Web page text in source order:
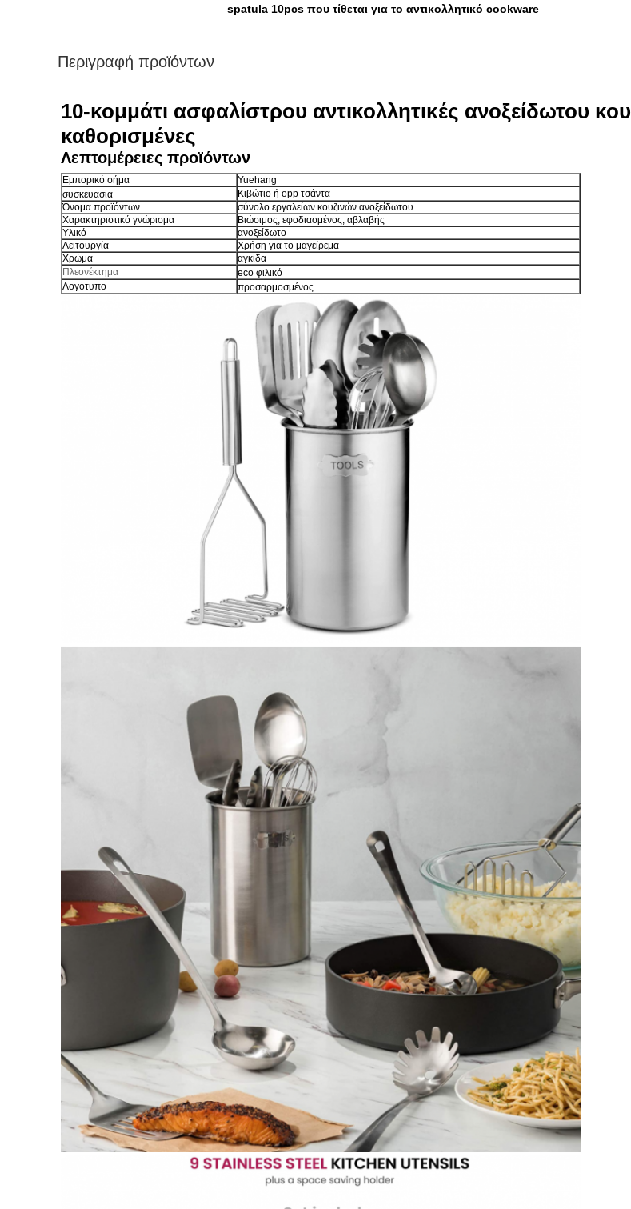
spatula 10pcs που τίθεται για το αντικολλητικό cookware
Περιγραφή προϊόντων
10-κομμάτι ασφαλίστρου αντικολλητικές ανοξείδωτου
καθορισμένες
Λεπτομέρειες προϊόντων
Εμπορικό σήμα
Yuehang
συσκευασία
Κιβώτιο ή opp τσάντα
Όνομα προϊόντων
σύνολο εργαλείων κουζινών ανοξείδωτου
Χαρακτηριστικό γνώρισμα
Βιώσιμος, εφοδιασμένος, αβλαβής
Υλικό
ανοξείδωτο
Λειτουργία
Χρήση για το μαγείρεμα
Χρώμα
αγκίδα
Πλεονέκτημα
eco φιλικό
Λογότυπο
προσαρμοσμένος